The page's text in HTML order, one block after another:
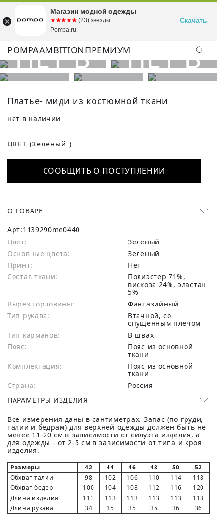
POMPAAMBITIONПРЕМИУМ
Платье- миди из костюмной ткани
нет в наличии
ЦВЕТ (Зеленый )
СООБЩИТЬ О ПОСТУПЛЕНИИ
О ТОВАРЕ
Арт:1139290me0440
Цвет:
Зеленый
Основные цвета:
зеленый
Принт:
Нет
Состав ткани:
полиэстер 71%,
вискоза 24%, эластан
5%
Вырез горловины:
Фантазийный
Тип рукава:
Втачной, со
спущенным плечом
Тип карманов:
В швах
Пояс:
Пояс из основной
ткани
Комплектация:
Пояс из основной
ткани
Страна:
Россия
ПАРАМЕТРЫ ИЗДЕЛИЯ
Все измерения даны в сантиметрах. Запас (по груди,
талии и бедрам) для верхней одежды должен быть не
менее 11-20 см в зависимости от силуэта изделия, а
для одежды - от 2-5 см в зависимости от типа и кроя
изделия.
Размеры 42 44 46 48 50
52
Обхват талии
98 102 106 110 114
118
Обхват бедер
100 104 108 112 116
120
Длина изделия
113 113 113 113 113
113
Длина рукава
34 35 35 35 36 36
Магазин модной одежды
☆☆☆☆☆
★★★★★ (23) звезды
Pompa.ru
Скачать